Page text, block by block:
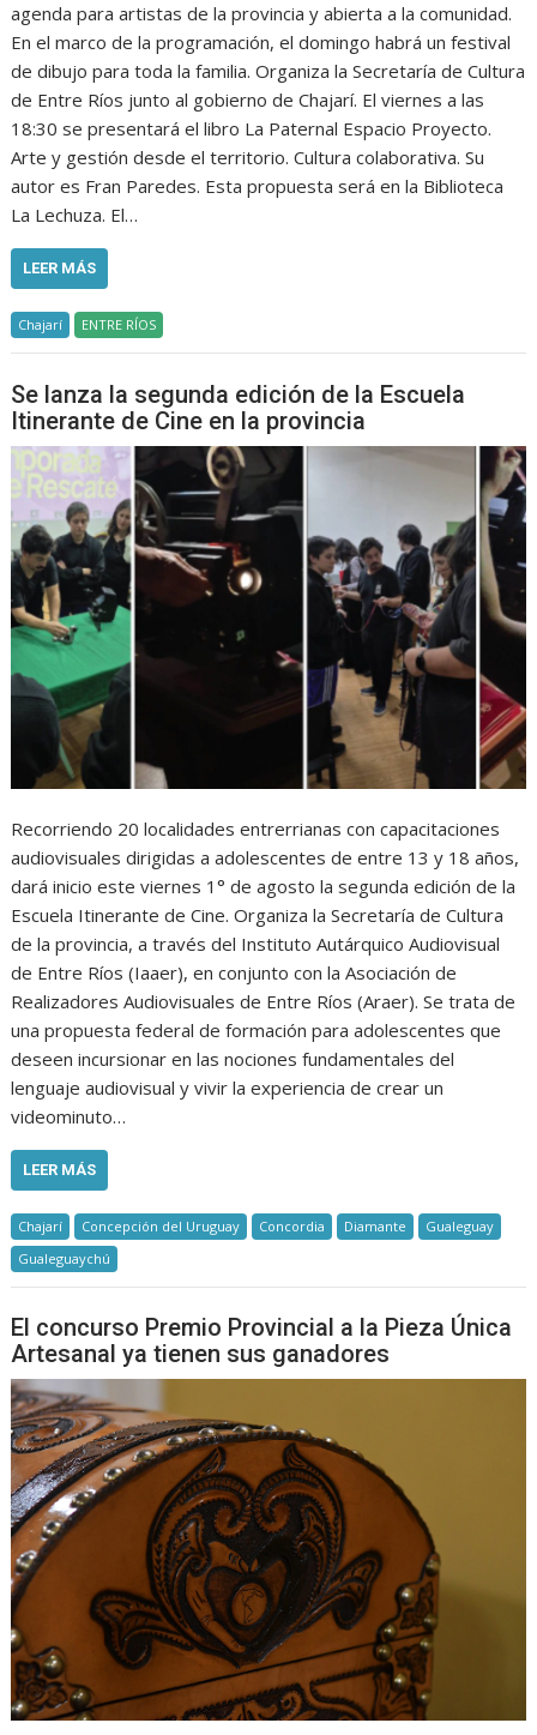
agenda para artistas de la provincia y abierta a la comunidad.
En el marco de la programación, el domingo habrá un festival
de dibujo para toda la familia. Organiza la Secretaría de Cultura
de Entre Ríos junto al gobierno de Chajarí. El viernes a las
18:30 se presentará el libro La Paternal Espacio Proyecto.
Arte y gestión desde el territorio. Cultura colaborativa. Su
autor es Fran Paredes. Esta propuesta será en la Biblioteca
La Lechuza. El…
LEER MÁS
Chajarí ENTRE RÍOS
Se lanza la segunda edición de la Escuela
Itinerante de Cine en la provincia
Recorriendo 20 localidades entrerrianas con capacitaciones
audiovisuales dirigidas a adolescentes de entre 13 y 18 años,
dará inicio este viernes 1° de agosto la segunda edición de la
Escuela Itinerante de Cine. Organiza la Secretaría de Cultura
de la provincia, a través del Instituto Autárquico Audiovisual
de Entre Ríos (Iaaer), en conjunto con la Asociación de
Realizadores Audiovisuales de Entre Ríos (Araer). Se trata de
una propuesta federal de formación para adolescentes que
deseen incursionar en las nociones fundamentales del
lenguaje audiovisual y vivir la experiencia de crear un
videominuto…
LEER MÁS
Chajarí Concepción del Uruguay Concordia Diamante
Gualeguay
Gualeguaychú
El concurso Premio Provincial a la Pieza Única
Artesanal ya tienen sus ganadores